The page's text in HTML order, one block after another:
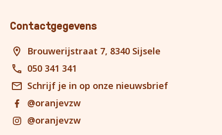
Contactgegevens
Brouwerijstraat 7, 8340 Sijsele
050 341 341
Schrijf je in op onze nieuwsbrief
@oranjevzw
@oranjevzw